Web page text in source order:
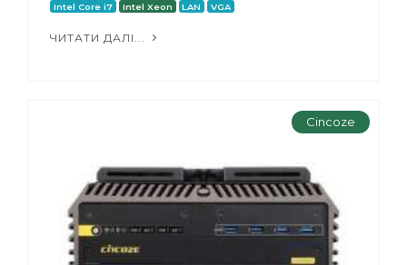
Intel Core i7 Intel Xeon LAN VGA
ЧИТАТИ ДАЛІ...
Cincoze